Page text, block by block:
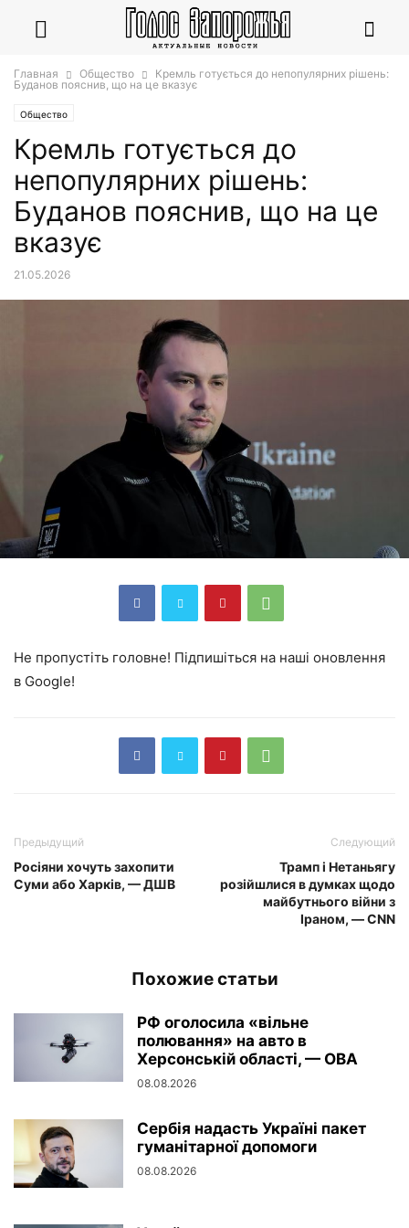
Главная Общество
Кремль готується до непопулярних рішень:
Буданов пояснив, що на це вказує
Общество
Кремль готується до
непопулярних рішень:
Буданов пояснив, що на це
вказує
21.05.2026
Не пропустіть головне! Підпишіться на наші оновлення
в Google!
Предыдущий
Росіяни хочуть захопити
Суми або Харків, — ДШВ
Следующий
Трамп і Нетаньягу
розійшлися в думках щодо
майбутнього війни з
Іраном, — CNN
Похожие статьи
РФ оголосила «вільне
полювання» на авто в
Херсонській області, — ОВА
08.08.2026
Сербія надасть Україні пакет
гуманітарної допомоги
08.08.2026